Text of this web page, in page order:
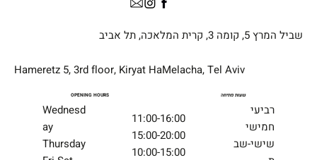
Hameretz 5, 3rd floor, Kiryat HaMelacha, Tel Aviv
שביל המרץ 5, קומה 3, קרית המלאכה, תל אביב
OPENING HOURS שעות פתיחה
Wednesd
ay
Thursday
11:00-16:00
15:00-20:00
10:00-15:00
רביעי
חמישי
שישי-שב